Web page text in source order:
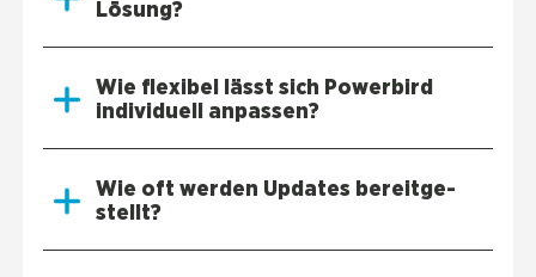
Lösung?
Wie fle­xi­bel lässt sich Power­bird
indi­vi­du­ell anpas­sen?
Wie oft wer­den Updates bereit­ge­
stellt?